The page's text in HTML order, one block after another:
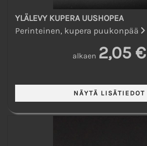
YLÄLEVY KUPERA UUSHOPEA
Perinteinen, kupera puukonpää
alkaen 2,05 €